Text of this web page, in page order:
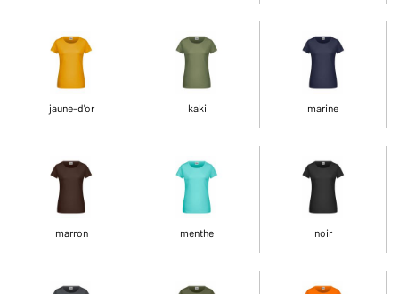
jaune-d'or kaki marine
marron menthe noir